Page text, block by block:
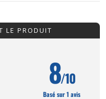
LE PRODUIT
8/10
Basé sur 1 avis